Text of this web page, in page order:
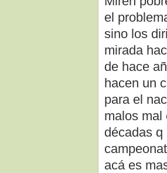
el
sino los
mirada
de hace
hacen un
para el
malos mal
décadas q
acá es